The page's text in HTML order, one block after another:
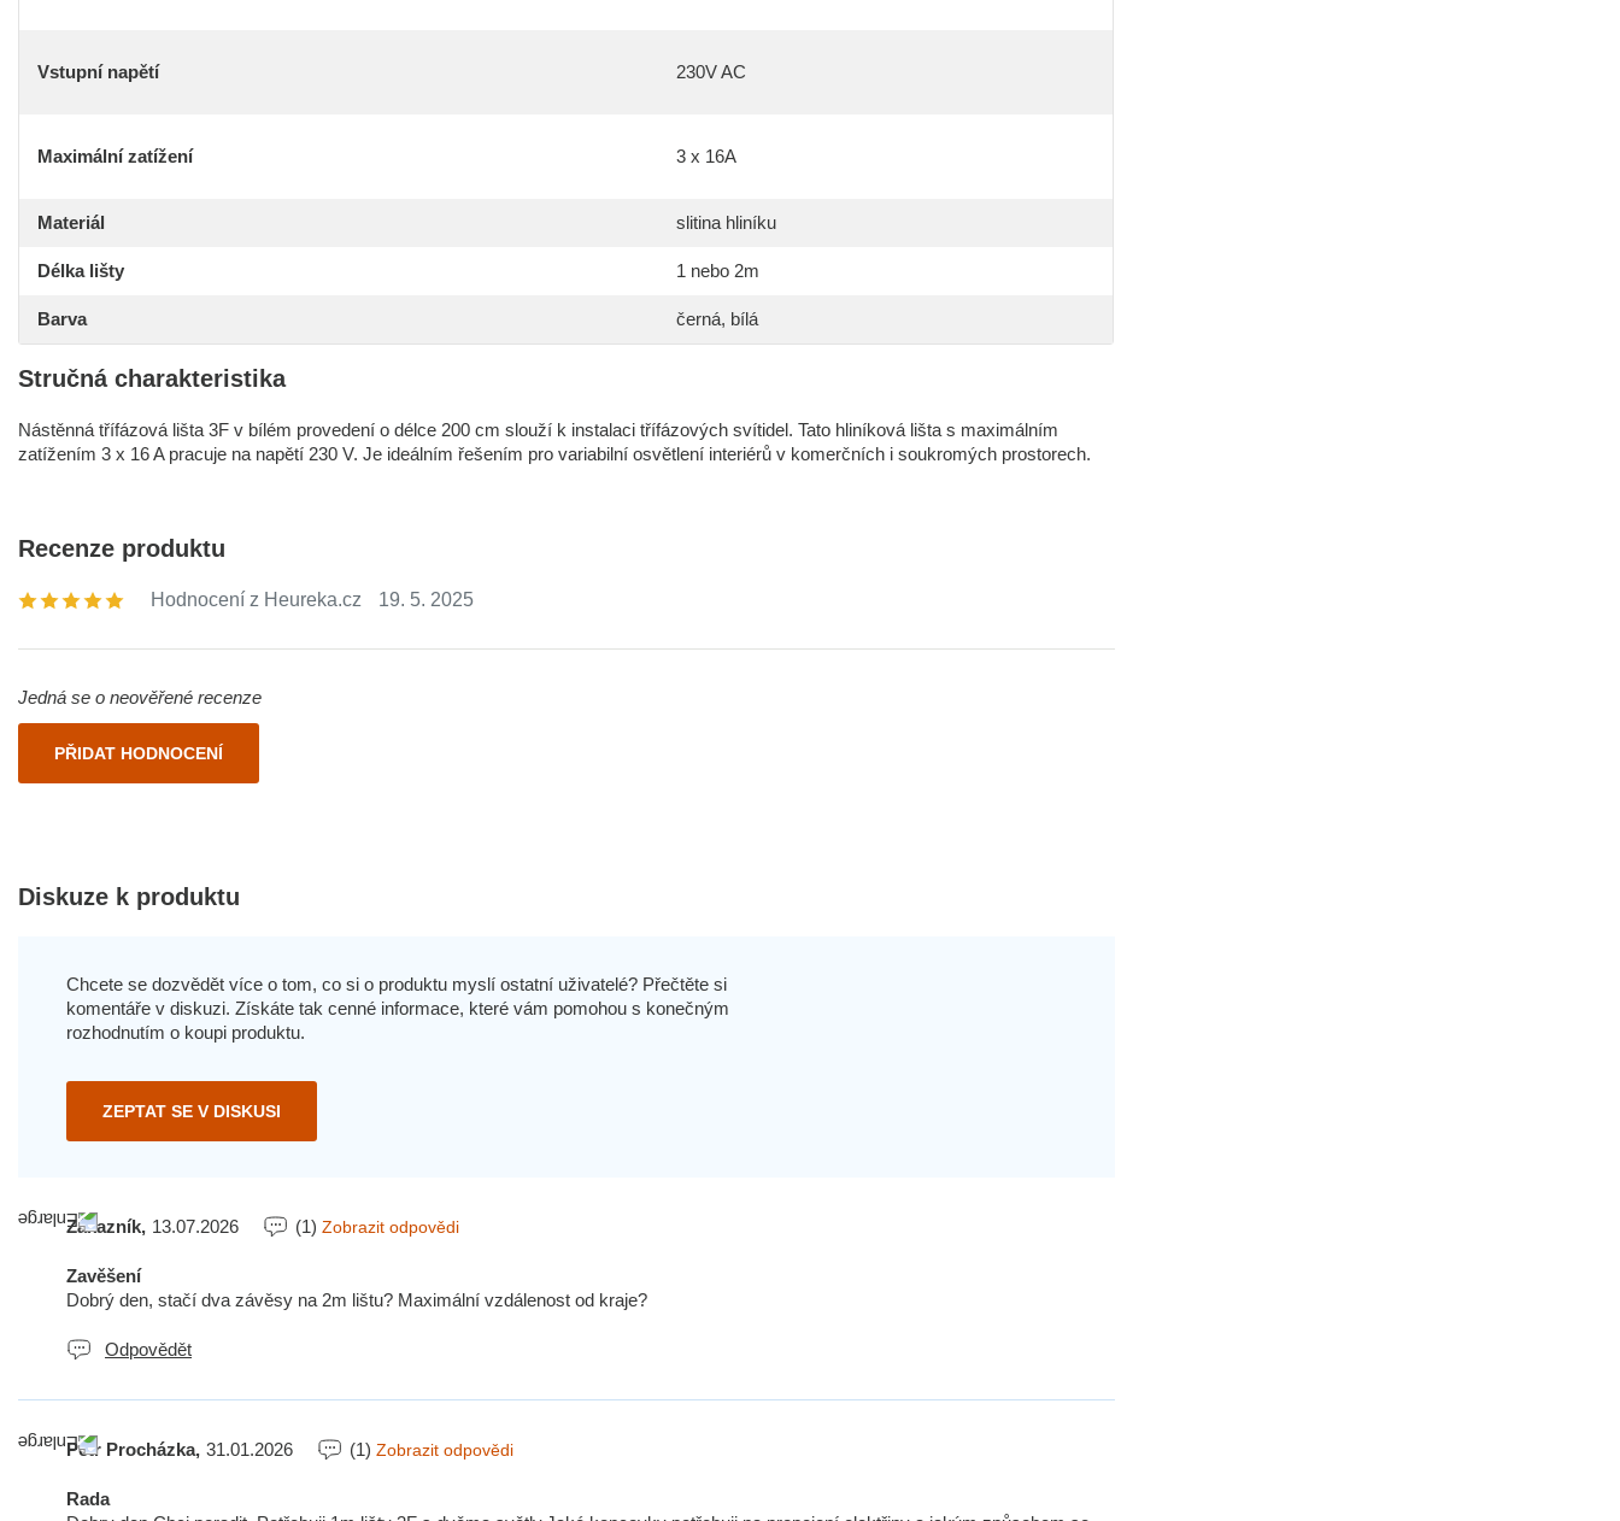
Vstupní napětí 230V AC
Maximální zatížení 3 x 16A
Materiál slitina hliníku
Délka lišty 1 nebo 2m
Barva černá, bílá
Stručná charakteristika
Nástěnná třífázová lišta 3F v bílém provedení o délce 200 cm slouží k instalaci třífázových svítidel. Tato hliníková lišta s maximálním
zatížením 3 x 16 A pracuje na napětí 230 V. Je ideálním řešením pro variabilní osvětlení interiérů v komerčních i soukromých prostorech.
Recenze produktu
Hodnocení z Heureka.cz 19. 5. 2025
Jedná se o neověřené recenze
PŘIDAT HODNOCENÍ
Diskuze k produktu
Chcete se dozvědět více o tom, co si o produktu myslí ostatní uživatelé? Přečtěte si
komentáře v diskuzi. Získáte tak cenné informace, které vám pomohou s konečným
rozhodnutím o koupi produktu.
ZEPTAT SE V DISKUSI
Zákazník, 13.07.2026 (1) Zobrazit odpovědi
Zavěšení
Dobrý den, stačí dva závěsy na 2m lištu? Maximální vzdálenost od kraje?
Odpovědět
Petr Procházka, 31.01.2026 (1) Zobrazit odpovědi
Rada